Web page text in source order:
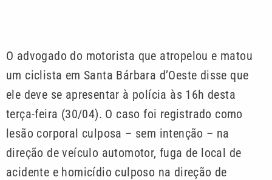
O advogado do motorista que atropelou e matou
um ciclista em Santa Bárbara d’Oeste disse que
ele deve se apresentar à polícia às 16h desta
terça-feira (30/04). O caso foi registrado como
lesão corporal culposa – sem intenção – na
direção de veículo automotor, fuga de local de
acidente e homicídio culposo na direção de